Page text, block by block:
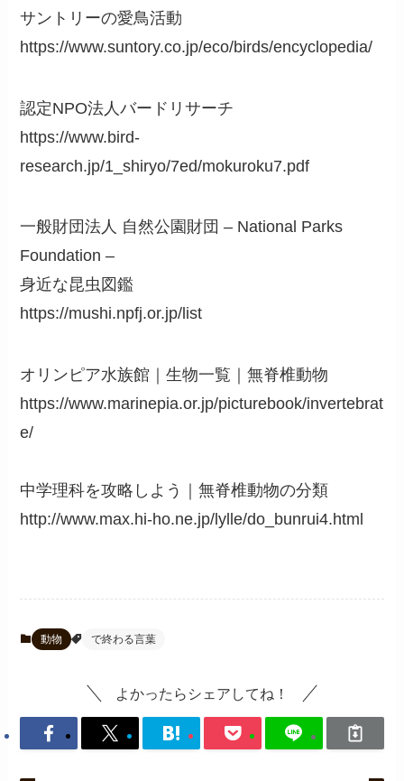
サントリーの愛鳥活動
https://www.suntory.co.jp/eco/birds/encyclopedia/
認定NPO法人バードリサーチ
https://www.bird-
research.jp/1_shiryo/7ed/mokuroku7.pdf
一般財団法人 自然公園財団 – National Parks
Foundation –
身近な昆虫図鑑
https://mushi.npfj.or.jp/list
オリンピア水族館｜生物一覧｜無脊椎動物
https://www.marinepia.or.jp/picturebook/invertebrat
e/
中学理科を攻略しよう｜無脊椎動物の分類
http://www.max.hi-ho.ne.jp/lylle/do_bunrui4.html
動物 で終わる言葉
よかったらシェアしてね！